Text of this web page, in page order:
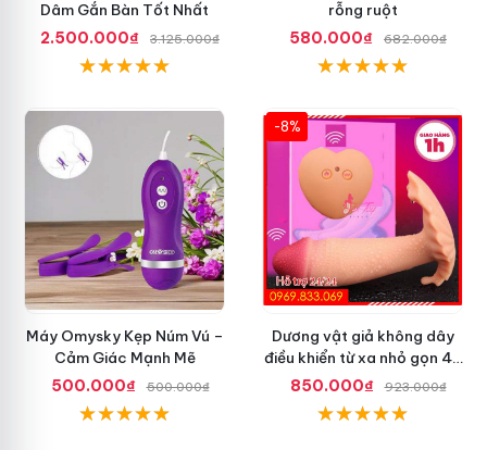
Dâm Gắn Bàn Tốt Nhất
2.500.000₫
3.125.000₫
rỗng ruột
580.000₫
682.000₫
Máy Omysky Kẹp Núm Vú –
Cảm Giác Mạnh Mẽ
500.000₫
500.000₫
-8%
Dương vật giả không dây
điều khiển từ xa nhỏ gọn 42
độ
850.000₫ 923.000₫